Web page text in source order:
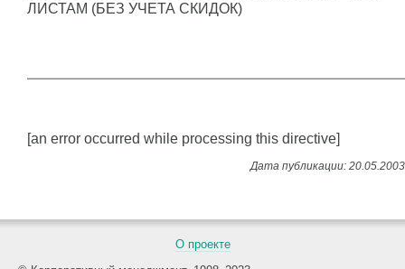
ЛИСТАМ (БЕЗ УЧЕТА СКИДОК)
[an error occurred while processing this directive]
О проекте